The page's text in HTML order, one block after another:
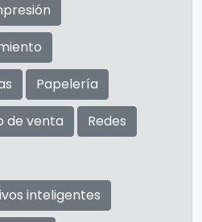
Papelería
de venta
Redes
inteligentes